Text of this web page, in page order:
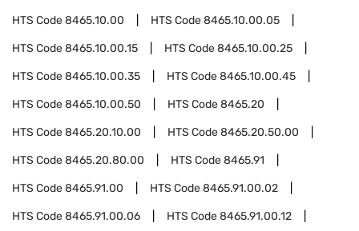
HTS Code8465.10.00 HTS Code8465.10.00.05
HTS Code8465.10.00.15 HTS Code8465.10.00.25
HTS Code8465.10.00.35 HTS Code8465.10.00.45
HTS Code8465.10.00.50 HTS Code8465.20
HTS Code8465.20.10.00 HTS Code8465.20.50.00
HTS Code8465.20.80.00 HTS Code8465.91
HTS Code8465.91.00 HTS Code8465.91.00.02
HTS Code8465.91.00.06 HTS Code8465.91.00.12